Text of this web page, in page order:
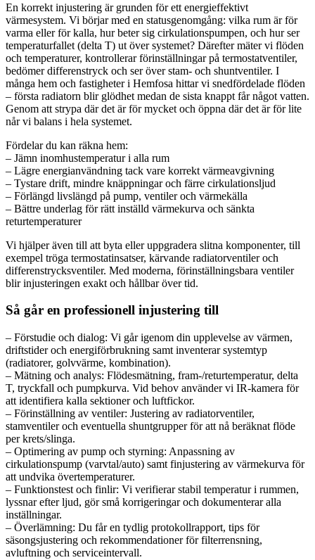
En korrekt injustering är grunden för ett energieffektivt
värmesystem. Vi börjar med en statusgenomgång: vilka rum är för
varma eller för kalla, hur beter sig cirkulationspumpen, och hur ser
temperaturfallet (delta T) ut över systemet? Därefter mäter vi flöden
och temperaturer, kontrollerar förinställningar på termostatventiler,
bedömer differenstryck och ser över stam- och shuntventiler. I
många hem och fastigheter i Hemfosa hittar vi snedfördelade flöden
– första radiatorn blir glödhet medan de sista knappt får något vatten.
Genom att strypa där det är för mycket och öppna där det är för lite
når vi balans i hela systemet.
Fördelar du kan räkna hem:
– Jämn inomhustemperatur i alla rum
– Lägre energianvändning tack vare korrekt värmeavgivning
– Tystare drift, mindre knäppningar och färre cirkulationsljud
– Förlängd livslängd på pump, ventiler och värmekälla
– Bättre underlag för rätt inställd värmekurva och sänkta
returtemperaturer
Vi hjälper även till att byta eller uppgradera slitna komponenter, till
exempel tröga termostatinsatser, kärvande radiatorventiler och
differenstrycksventiler. Med moderna, förinställningsbara ventiler
blir injusteringen exakt och hållbar över tid.
Så går en professionell injustering till
– Förstudie och dialog: Vi går igenom din upplevelse av värmen,
driftstider och energiförbrukning samt inventerar systemtyp
(radiatorer, golvvärme, kombination).
– Mätning och analys: Flödesmätning, fram-/returtemperatur, delta
T, tryckfall och pumpkurva. Vid behov använder vi IR-kamera för
att identifiera kalla sektioner och luftfickor.
– Förinställning av ventiler: Justering av radiatorventiler,
stamventiler och eventuella shuntgrupper för att nå beräknat flöde
per krets/slinga.
– Optimering av pump och styrning: Anpassning av
cirkulationspump (varvtal/auto) samt finjustering av värmekurva för
att undvika övertemperaturer.
– Funktionstest och finlir: Vi verifierar stabil temperatur i rummen,
lyssnar efter ljud, gör små korrigeringar och dokumenterar alla
inställningar.
– Överlämning: Du får en tydlig protokollrapport, tips för
säsongsjustering och rekommendationer för filterrensning,
avluftning och serviceintervall.